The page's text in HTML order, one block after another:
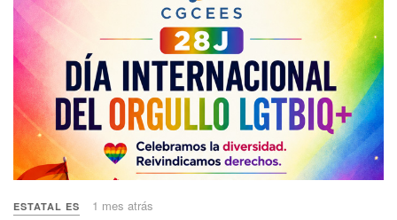
ESTATAL ES 1 mes atrás